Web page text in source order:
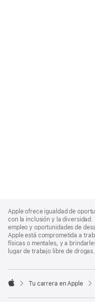
Footer
Apple ofrece igualdad de
con la inclusión y la
empleo y oportunidades de
Apple está comprometida a
físicas o mentales, y a
lugar de trabajo libre de drogas.

Tu carrera en Apple